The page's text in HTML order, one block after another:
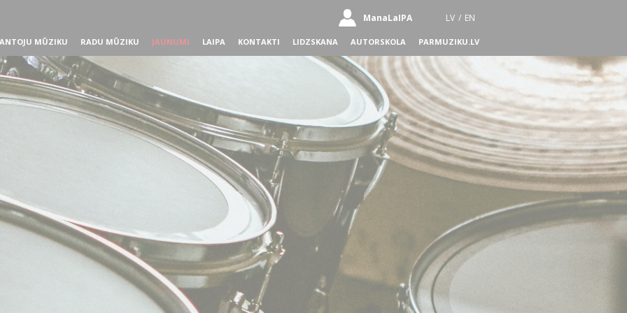
ManaLaIPA LV / EN
MŪZIKU RADU MŪZIKU JAUNUMI LAIPA KONTAKTI LIDZSKANA AUTORSKOLA PARMUZIKU.LV